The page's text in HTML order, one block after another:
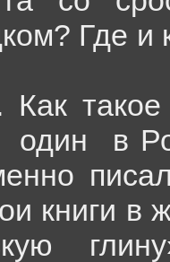
Где и
один
в
книги